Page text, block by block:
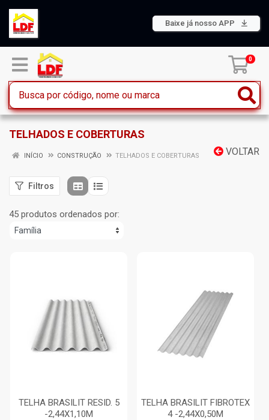
Baixe já nosso APP
0
TELHADOS E COBERTURAS
VOLTAR
INÍCIO CONSTRUÇÃO TELHADOS E COBERTURAS
Filtros
45 produtos ordenados por:
TELHA BRASILIT RESID. 5
-2,44X1,10M
TELHA BRASILIT FIBROTEX
4 -2,44X0,50M